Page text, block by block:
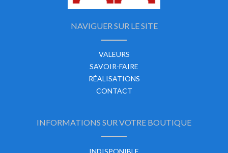
NAVIGUER SUR LE SITE
VALEURS
SAVOIR-FAIRE
RÉALISATIONS
CONTACT
INFORMATIONS SUR VOTRE BOUTIQUE
INDISPONIBLE